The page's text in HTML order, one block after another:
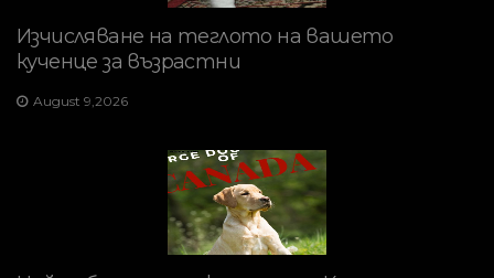
Изчисляване на теглото на вашето
кученце за възрастни
August 9,2026